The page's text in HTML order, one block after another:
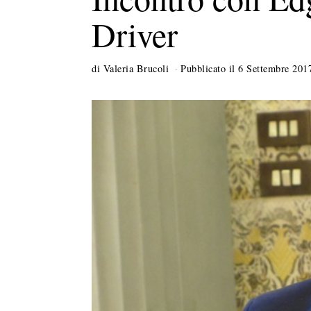
Driver
di Valeria Brucoli Pubblicato il 6 Settembre